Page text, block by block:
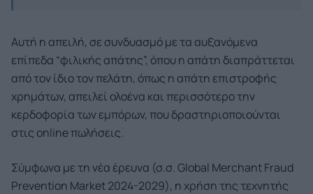
Αυτή η απειλή, σε συνδυασμό με τα αυξανόμενα
επίπεδα “φιλικής απάτης”, όπου η απάτη διαπράττεται
από τον ίδιο τον πελάτη, όπως η απάτη επιστροφής
χρημάτων, απειλεί ολοένα και περισσότερο την
κερδοφορία των εμπόρων, που δραστηριοποιούνται
στις online πωλήσεις.
Σύμφωνα με τη νέα έρευνα (σ.σ. Global Merchant Fraud
Prevention Market 2024-2029), η χρήση της τεχνητής